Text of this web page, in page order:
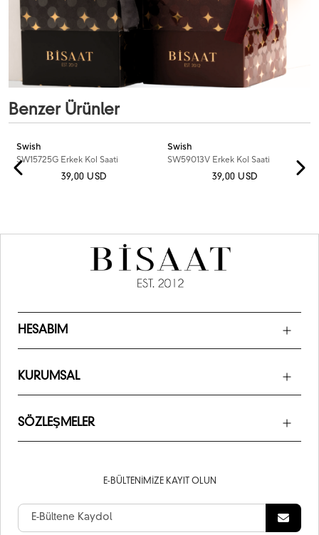
Benzer Ürünler
Swish
SW15725G Erkek Kol Saati
39,00 USD
Swish
SW59013V Erkek Kol Saati
39,00 USD
HESABIM
KURUMSAL
SÖZLEŞMELER
E-BÜLTENIMIZE KAYIT OLUN